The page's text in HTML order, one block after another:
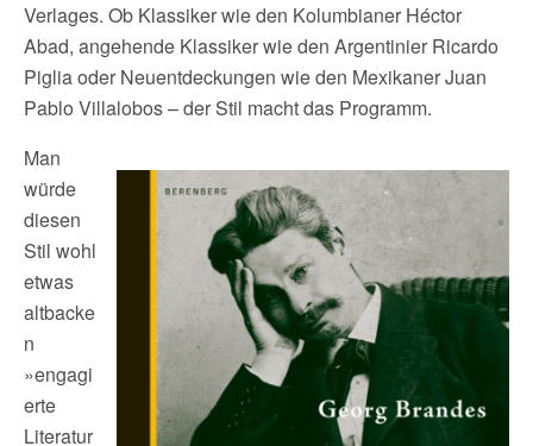
Verlages. Ob Klassiker wie den Kolumbianer Héctor
Abad, angehende Klassiker wie den Argentinier Ricardo
Piglia oder Neuentdeckungen wie den Mexikaner Juan
Pablo Villalobos – der Stil macht das Programm.
Man
würde
diesen
Stil wohl
etwas
altbacke
n
»engagi
erte
Literatur